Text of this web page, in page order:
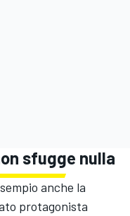
sfugge nulla
anche la
protagonista